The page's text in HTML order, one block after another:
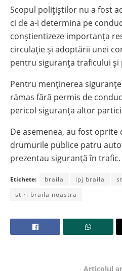
Scopul polițiștilor nu a fost
ci de a-i determina pe
conștientizeze importanța
circulație și adoptării unei
pentru siguranța traficului și
Pentru menținerea
rămas fără permis de
pericol siguranța altor
De asemenea, au fost oprite
drumurile publice patru
prezentau siguranță în trafic.
Etichete: braila ipj braila
stiri braila noastra
Articolul